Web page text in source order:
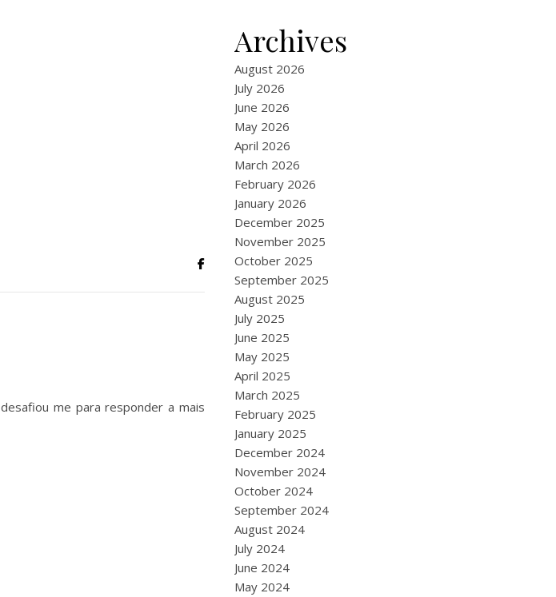
desafiou me para responder a mais
Archives
August 2026
July 2026
June 2026
May 2026
April 2026
March 2026
February 2026
January 2026
December 2025
November 2025
October 2025
September 2025
August 2025
July 2025
June 2025
May 2025
April 2025
March 2025
February 2025
January 2025
December 2024
November 2024
October 2024
September 2024
August 2024
July 2024
June 2024
May 2024